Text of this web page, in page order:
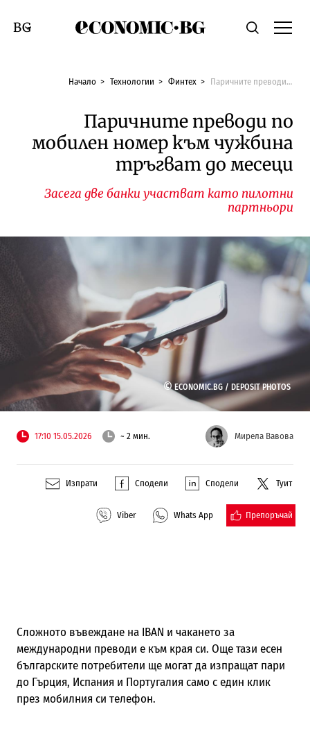
Economic.bgТърсене
Смяна на език
Начало Технологии Финтех Паричните преводи по мобилен номер към чужбина тръгват до месеци
Паричните преводи по
мобилен номер към чужбина
тръгват до месеци
Засега две банки участват като пилотни
партньори
©ECONOMIC.BG / DEPOSIT PHOTOS
17:10 15.05.2026 ~ 2 мин. Мирела Вавова
Изпрати Сподели Сподели Туит
Viber Whats App Препоръчай
Сложното въвеждане на IBAN и чакането за
международни преводи е към края си. Още тази есен
българските потребители ще могат да изпращат пари
до Гърция, Испания и Португалия само с един клик
през мобилния си телефон.